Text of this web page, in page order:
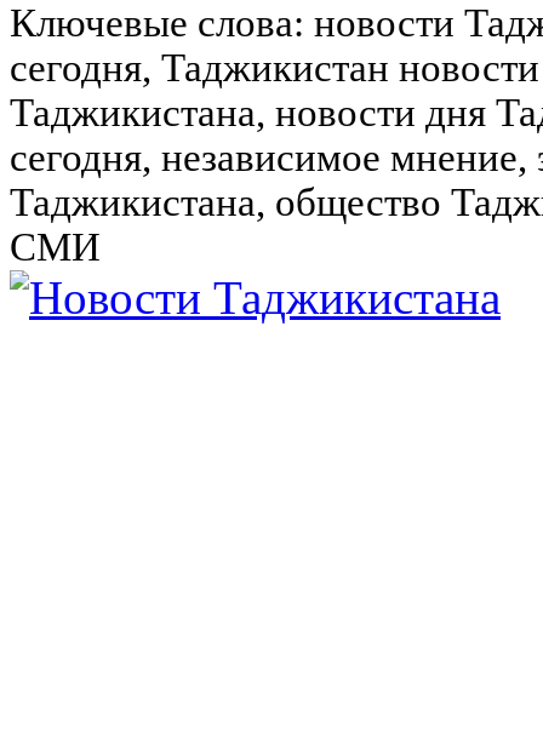
Ключевые слова: новости
сегодня, Таджикистан
Таджикистана, новости дня
сегодня, независимое
Таджикистана, общество
СМИ